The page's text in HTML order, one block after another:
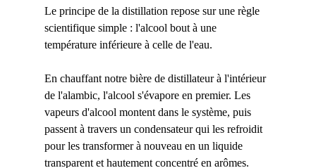
Le principe de la distillation repose sur une règle
scientifique simple : l'alcool bout à une
température inférieure à celle de l'eau.
En chauffant notre bière de distillateur à l'intérieur
de l'alambic, l'alcool s'évapore en premier. Les
vapeurs d'alcool montent dans le système, puis
passent à travers un condensateur qui les refroidit
pour les transformer à nouveau en un liquide
transparent et hautement concentré en arômes.